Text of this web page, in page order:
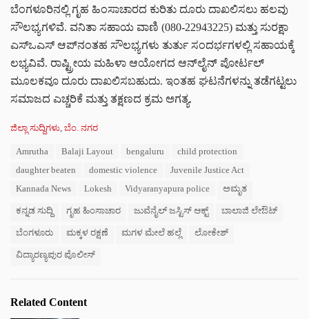
ಬೆಂಗಳೂರಿನಲ್ಲಿ ಗೃಹ ಹಿಂಸಾಚಾರದ ಕುರಿತು ದೂರು ದಾಖಲಿಸಲು ಹಲವು
ಸೌಲಭ್ಯಗಳಿವೆ. ವನಿತಾ ಸಹಾಯ ವಾಣಿ (080-22943225) ಮತ್ತು ಸುರಕ್ಷಾ
ಎಸ್‌ಒಎಸ್ ಆಪ್‌ನಂತಹ ಸೌಲಭ್ಯಗಳು ತುರ್ತು ಸಂದರ್ಭಗಳಲ್ಲಿ ಸಹಾಯಕ್ಕೆ
ಲಭ್ಯವಿವೆ. ರಾಷ್ಟ್ರೀಯ ಮಹಿಳಾ ಆಯೋಗದ ಆನ್‌ಲೈನ್ ಪೋರ್ಟಲ್
ಮೂಲಕವೂ ದೂರು ದಾಖಲಿಸಬಹುದು. ಇಂತಹ ಘಟನೆಗಳನ್ನು ತಡೆಗಟ್ಟಲು
ಸಮಾಜದ ಎಚ್ಚರಿಕೆ ಮತ್ತು ತಕ್ಷಣದ ಕ್ರಮ ಅಗತ್ಯ.
C
ಜಿಲ್ಲಾ ಸುದ್ದಿಗಳು, ಬೆಂ. ನಗರ
Amrutha Balaji Layout bengaluru
child protection
daughter beaten
domestic violence
Juvenile Justice Act
Kannada News
Lokesh Vidyaranyapura police ಅಮೃತ
ಕನ್ನಡ ಸುದ್ದಿ ಗೃಹ ಹಿಂಸಾಚಾರ ಜುವೆನೈಲ್ ಜಸ್ಟಿಸ್ ಆಕ್ಟ್ ಬಾಲಾಜಿ ಲೇಔಟ್
ಬೆಂಗಳೂರು ಮಕ್ಕಳ ರಕ್ಷಣೆ ಮಗಳ ಮೇಲೆ ಹಲ್ಲೆ ಲೋಕೇಶ್
ವಿದ್ಯಾರಣ್ಯಪುರ ಪೊಲೀಸ್
Related Content